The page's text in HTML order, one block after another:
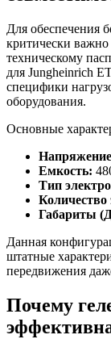
Для обеспечения
критически
техническому
для Jungheinrich
специфики
оборудования.
Основные
Емкость:
Тип
Количество
Габариты
Данная
штатные
передвижения
Почему